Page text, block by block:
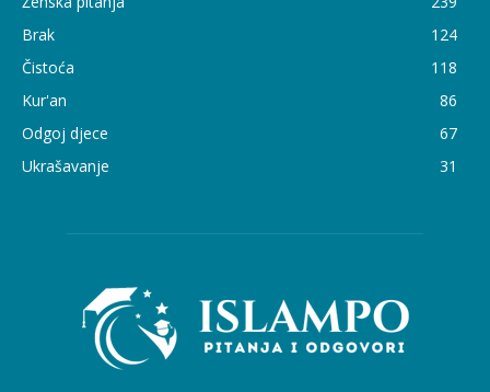
Brak
124
Čistoća
118
Kur'an
86
Odgoj djece
67
Ukrašavanje
31